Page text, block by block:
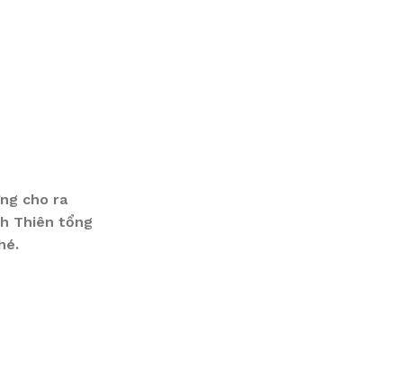
cho ra
Thiên tổng